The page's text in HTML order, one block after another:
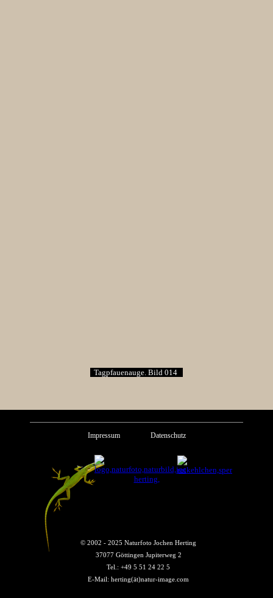
Tagpfauenauge. Bild 014
© 2002 - 2025 Naturfoto Jochen Herting
37077 Göttingen Jupiterweg 2
Tel.: +49 5 51 24 22 5
E-Mail: herting(ät)natur-image.com
Datenschutz
Impressum